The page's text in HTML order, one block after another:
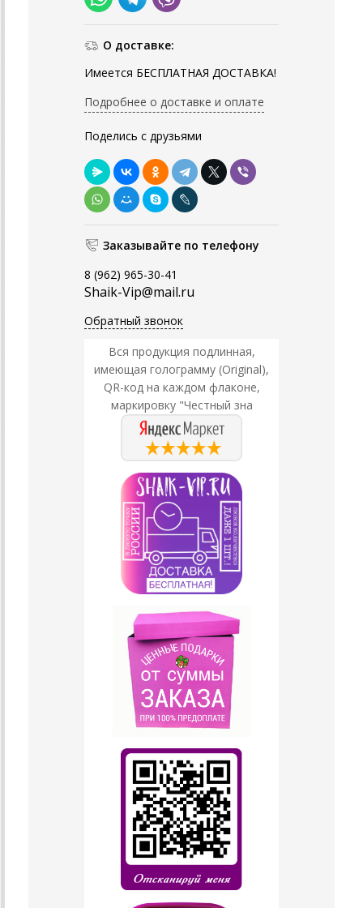
О доставке:
Имеется БЕСПЛАТНАЯ ДОСТАВКА!
Подробнее о доставке и оплате
Поделись с друзьями
Заказывайте по телефону
8 (962) 965-30-41
Shaik-Vip@mail.ru
Обратный звонок
Вся продукция подлинная,
имеющая голограмму (Original),
QR-код на каждом флаконе,
маркировку "Честный зна